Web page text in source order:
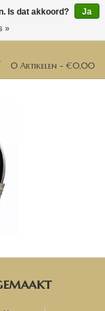
0 Artikelen - €0,00
Is dat akkoord?
Ja
»